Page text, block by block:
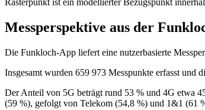
Messperspektive aus der
Die Funkloch-App liefert eine nutzerbasierte
Insgesamt wurden 659 973 Messpunkte erfasst und
Der Anteil von 5G beträgt rund 53 % und 4G etwa
(59 %), gefolgt von Telekom (54,8 %) und 1&1 (61